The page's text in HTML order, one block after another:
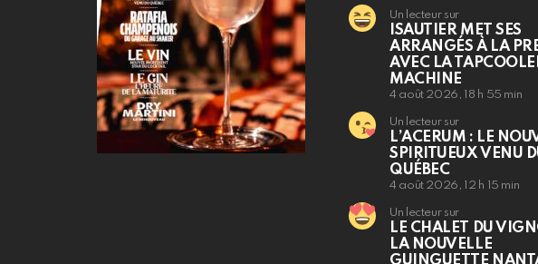
Un lecteur sur
ISAUTIER MET SES
ARRANGÉS À LA
AVEC LA
MACHINE
4 août 2026, 18 h 55 min
Un lecteur sur
L’ACERUM : LE
SPIRITUEUX VENU
QUÉBEC
4 août 2026, 12 h 15 min
Un lecteur sur
LE CHALET DU
LA NOUVELLE